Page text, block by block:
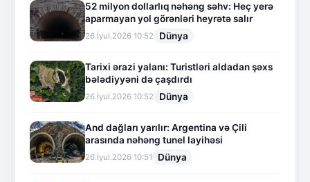
52 milyon dollarlıq nəhəng səhv: Heç yerə
aparmayan yol görənləri heyrətə salır
26.İyul.2026 10:52 Dünya
Tarixi ərazi yalanı: Turistləri aldadan şəxs
bələdiyyəni də çaşdırdı
26.İyul.2026 10:52 Dünya
And dağları yarılır: Argentina və Çili
arasında nəhəng tunel layihəsi
26.İyul.2026 10:51 Dünya